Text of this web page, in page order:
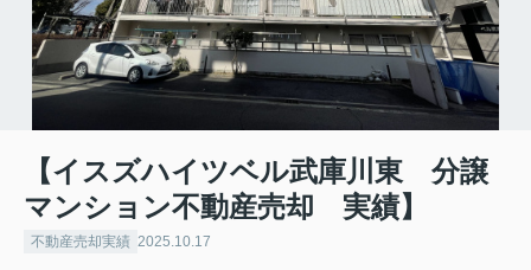
【イスズハイツベル武庫川東 分譲
マンション不動産売却 実績】
不動産売却実績 2025.10.17